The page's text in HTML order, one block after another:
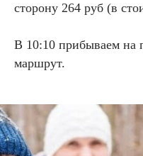
сторону 264 руб (в
В 10:10 прибываем на
маршрут.